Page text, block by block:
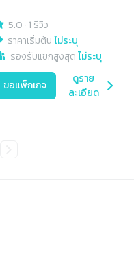
5.0 ·1 รีวิว
ราคาเริ่มต้นไม่ระบุ
รองรับแขกสูงสุดไม่ระบุ
ขอแพ็กเกจ
ดูราย
ละเอียด